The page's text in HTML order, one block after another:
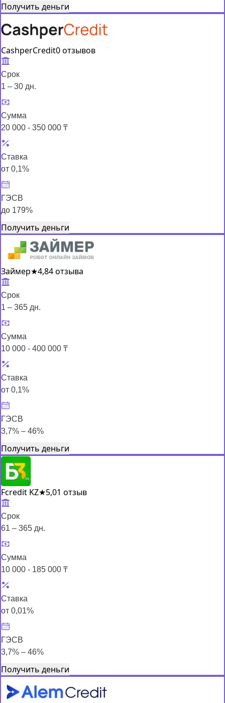
Получить деньги
CashperCredit0 отзывов
Срок
1 – 30 дн.
Сумма
20 000 - 350 000 ₸
Ставка
от 0,1%
ГЭСВ
до 179%
Получить деньги
Займер★4,84 отзыва
Срок
1 – 365 дн.
Сумма
10 000 - 400 000 ₸
Ставка
от 0,1%
ГЭСВ
3,7% – 46%
Получить деньги
Fcredit KZ★5,01 отзыв
Срок
61 – 365 дн.
Сумма
10 000 - 185 000 ₸
Ставка
от 0,01%
ГЭСВ
3,7% – 46%
Получить деньги